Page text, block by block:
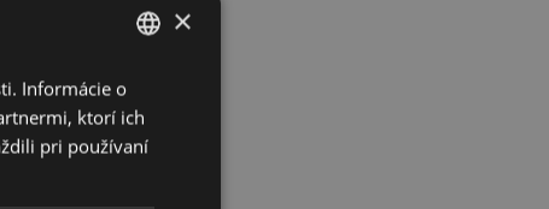
SLOVAK
CZECH
×
Informácie o
ktorí ich
pri používaní